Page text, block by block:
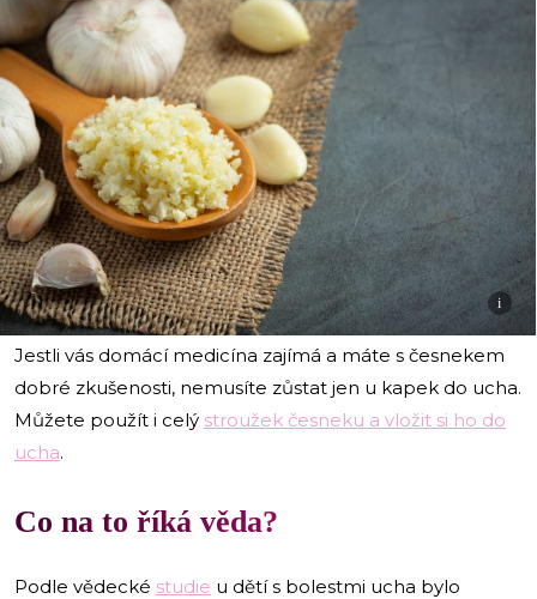
i
Jestli vás domácí medicína zajímá a máte s česnekem
dobré zkušenosti, nemusíte zůstat jen u kapek do ucha.
Můžete použít i celý stroužek česneku a vložit si ho do
ucha.
Co na to říká věda?
Podle vědecké studie u dětí s bolestmi ucha bylo